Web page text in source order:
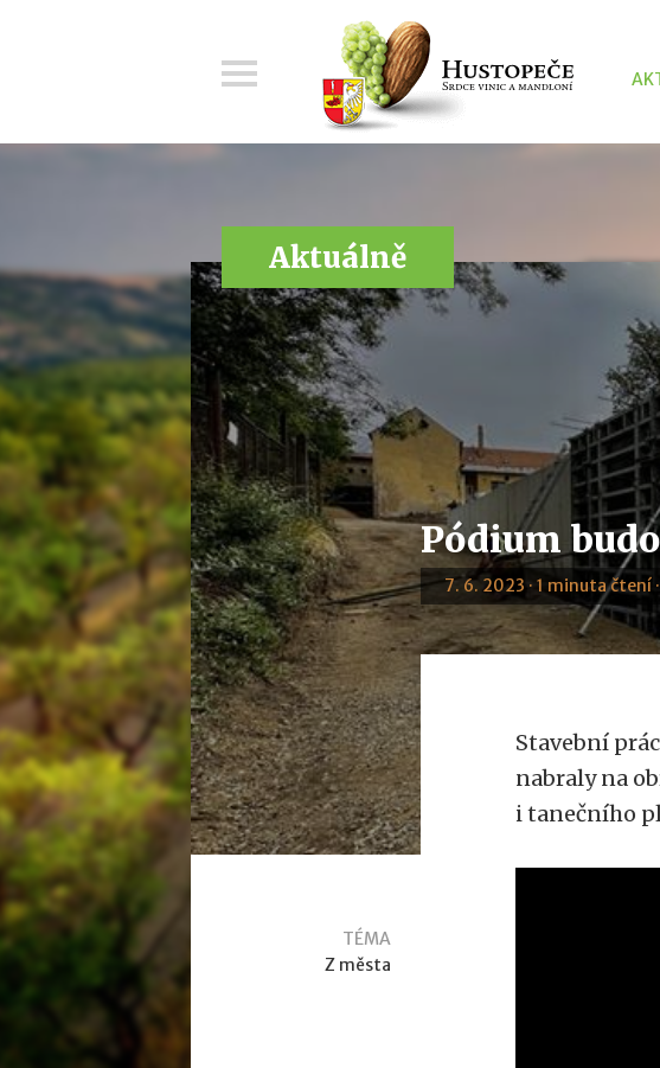
Aktuálně
Pódium
7. 6. 2023 · 1 minuta čtení
TÉMA
Z města
Stavební
nabraly na
i tanečního